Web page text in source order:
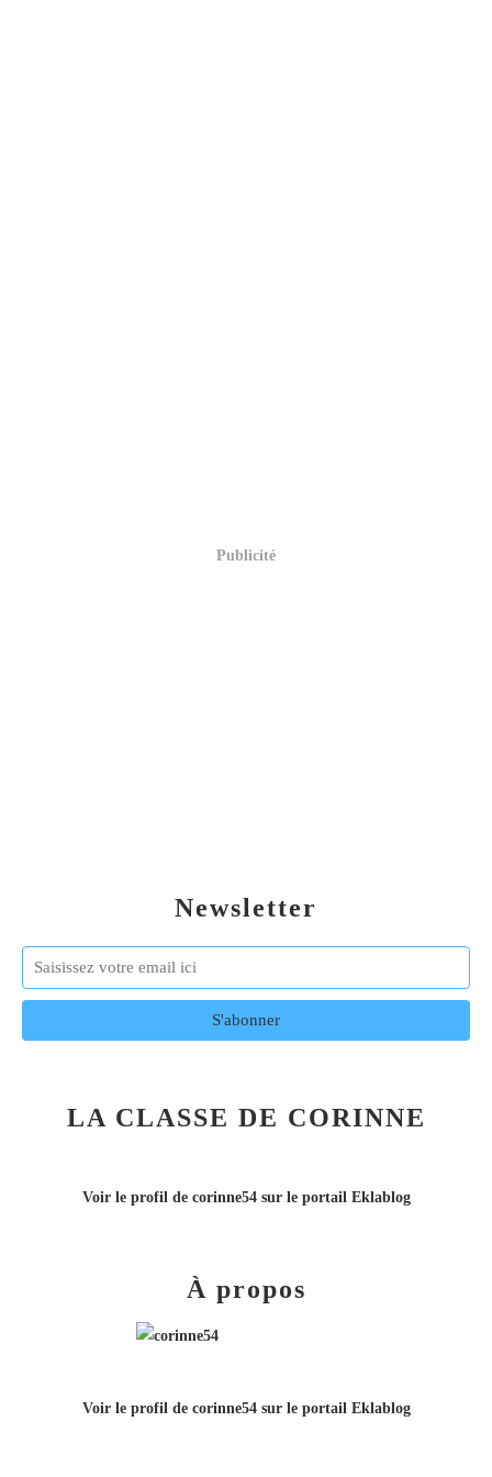
Newsletter
Publicité
LA CLASSE DE CORINNE
Voir le profil de corinne54sur le portail Eklablog
À propos
Voir le profil de corinne54sur le portail Eklablog